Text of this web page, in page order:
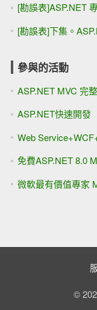
[勘誤表]ASP.NET
[勘誤表]下集。
參與的活動
ASP.NET MVC 完
ASP.NET快速開發
Web
免費ASP.NET 8.0
微軟最有價值專家
©